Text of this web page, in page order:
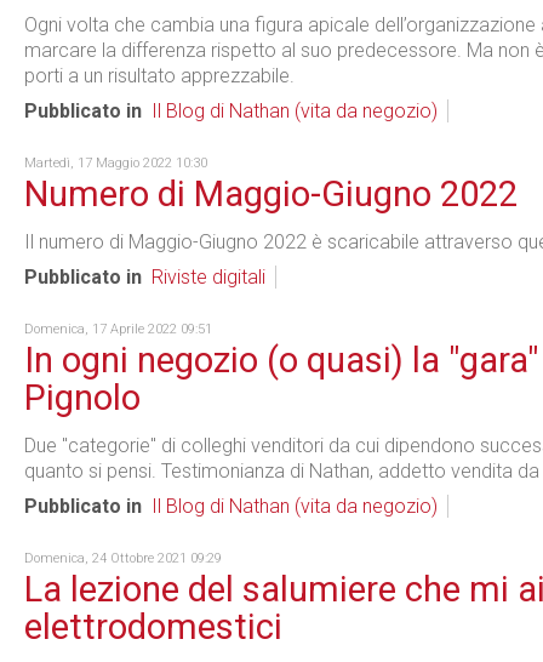
Ogni volta che cambia una figura apicale
marcare la differenza rispetto al suo predecessore. Ma
porti a un risultato apprezzabile.
Pubblicato in
Il Blog di Nathan (vita da negozio)
Martedì, 17 Maggio 2022 10:30
Numero di Maggio-Giugno 2022
Il numero di Maggio-Giugno 2022 è scaricabile attraverso
Pubblicato in Riviste digitali
Domenica, 17 Aprile 2022 09:51
In ogni negozio (o quasi) la
Pignolo
Due "categorie" di colleghi venditori da cui dipendono
quanto si pensi. Testimonianza di Nathan, addetto vendita
Pubblicato in
Il Blog di Nathan (vita da negozio)
Domenica, 24 Ottobre 2021 09:29
La lezione del salumiere che mi
elettrodomestici